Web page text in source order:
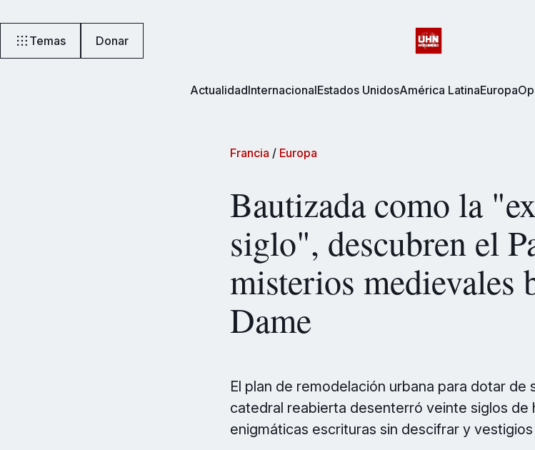
Temas Donar
ActualidadInternacionalEstados UnidosAmérica LatinaEuropa
Francia / Europa
Bautizada como la
siglo", descubren el
misterios medievales
Dame
El plan de remodelación urbana para dotar de
catedral reabierta desenterró veinte siglos de
enigmáticas escrituras sin descifrar y